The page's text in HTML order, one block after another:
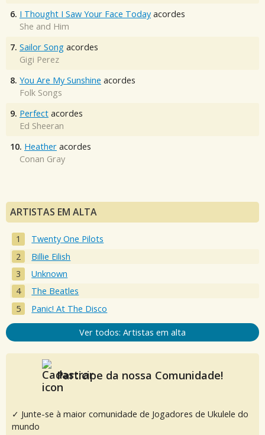
6. I Thought I Saw Your Face Today acordes
She and Him
7. Sailor Song acordes
Gigi Perez
8. You Are My Sunshine acordes
Folk Songs
9. Perfect acordes
Ed Sheeran
10. Heather acordes
Conan Gray
ARTISTAS EM ALTA
Twenty One Pilots
Billie Eilish
Unknown
The Beatles
Panic! At The Disco
Ver todos: Artistas em alta
Participe da nossa Comunidade!
✓ Junte-se à maior comunidade de Jogadores de Ukulele do
mundo